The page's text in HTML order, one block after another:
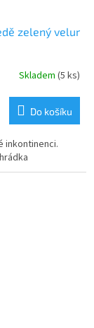
zelený velur
Skladem (5 ks)
Do košíku
inkontinenci.